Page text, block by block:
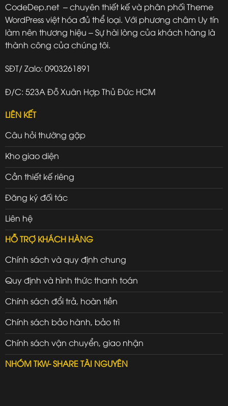
CodeDep.net – chuyên thiết kế và phân phối Theme
WordPress việt hóa đủ thể loại. Với phương châm Uy tín
làm nên thương hiệu – Sự hài lòng của khách hàng là
thành công của chúng tôi.
SĐT/ Zalo: 0903261891
Đ/C: 523A Đỗ Xuân Hợp Thủ Đức HCM
LIÊN KẾT
Câu hỏi thường gặp
Kho giao diện
Cần thiết kế riêng
Đăng ký đối tác
Liên hệ
HỖ TRỢ KHÁCH HÀNG
Chính sách và quy định chung
Quy định và hình thức thanh toán
Chính sách đổi trả, hoàn tiền
Chính sách bảo hành, bảo trì
Chính sách vận chuyển, giao nhận
NHÓM TKW- SHARE TÀI NGUYÊN